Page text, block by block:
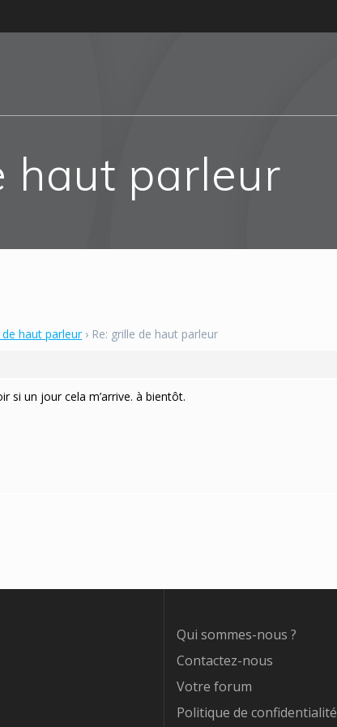
haut parleur
de haut parleur › Re: grille de haut parleur
si un jour cela m’arrive. à bientôt.
Qui sommes-nous ?
Contactez-nous
Votre forum
Politique de confidentialité